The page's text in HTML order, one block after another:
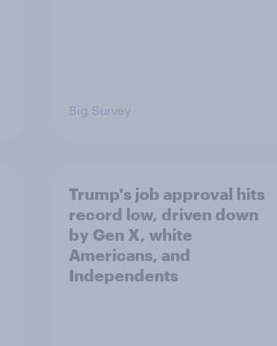
Big Survey
Trump's job approval hits
record low, driven down
by Gen X, white
Americans, and
Independents